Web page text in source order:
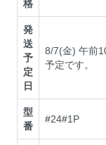
格
発
送
予
定
日
8/7(金) 午前
予定です。
型
番
#24#1P